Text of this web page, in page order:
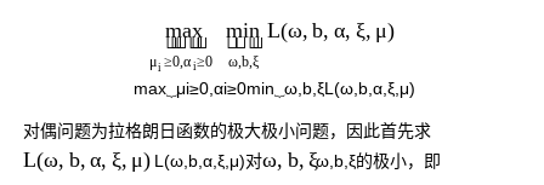
max
 

 
μi ≥0,α i≥0
min
 

ω,b,ξ
L(ω, b, α, ξ, μ)
max⏟ μi≥0, αi≥0min ω, b, ξL (ω, b, α, ξ, μ)
对偶问题为拉格朗日函数的极大极小问题，因此首先求
L(ω, b, α, ξ, μ) L(ω b ,α ,ξ μ)对ω, b, ξω, b, ξ的极小，即